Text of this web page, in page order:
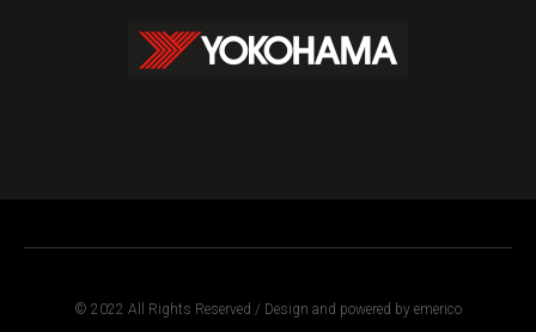
© 2022 All Rights Reserved / Design and powered by emerico